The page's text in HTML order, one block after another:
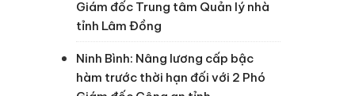
Giám đốc Trung tâm Quản lý nhà
tỉnh Lâm Đồng
Ninh Bình: Nâng lương cấp bậc
hàm trước thời hạn đối với 2 Phó